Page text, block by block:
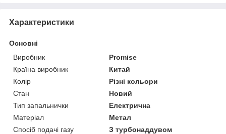
Характеристики
Основні
Виробник
Promise
Країна виробник
Китай
Колір
Різні кольори
Стан
Новий
Тип запальнички
Електрична
Матеріал
Метал
Спосіб подачі газу
З турбонаддувом